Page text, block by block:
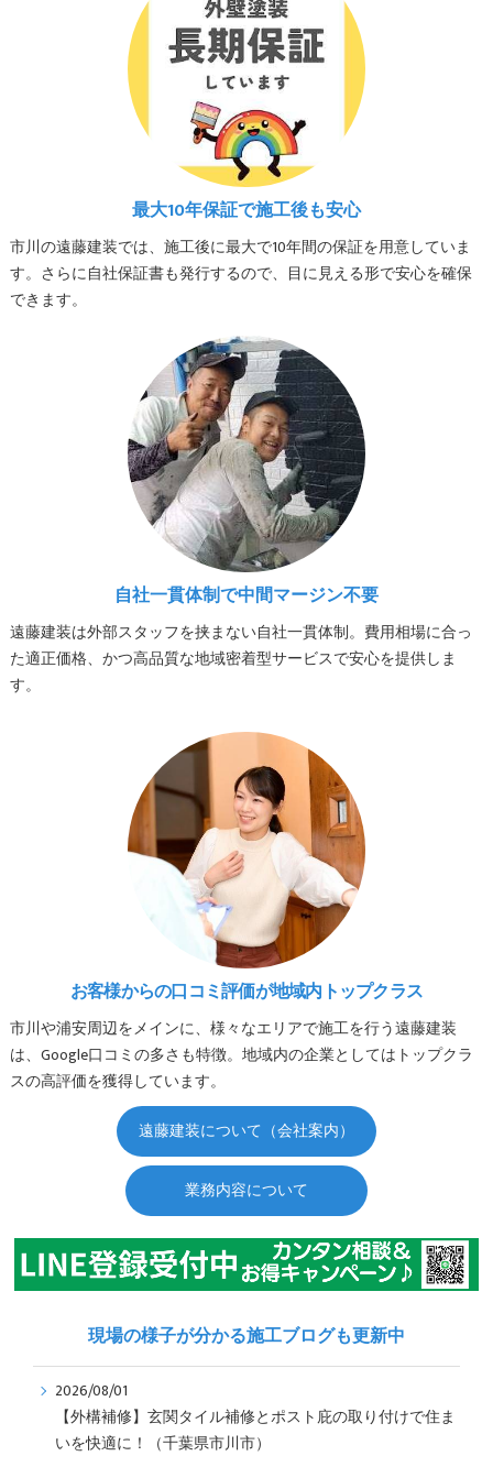
最大10年保証で施工後も安心
市川の遠藤建装では、施工後に最大で10年間の保証を用意していま
す。さらに自社保証書も発行するので、目に見える形で安心を確保
できます。
自社一貫体制で中間マージン不要
遠藤建装は外部スタッフを挟まない自社一貫体制。費用相場に合っ
た適正価格、かつ高品質な地域密着型サービスで安心を提供しま
す。
お客様からの口コミ評価が地域内トップクラス
市川や浦安周辺をメインに、様々なエリアで施工を行う遠藤建装
は、Google口コミの多さも特徴。地域内の企業としてはトップクラ
スの高評価を獲得しています。
遠藤建装について（会社案内）
業務内容について
現場の様子が分かる施工ブログも更新中
2026/08/01
【外構補修】玄関タイル補修とポスト庇の取り付けで住ま
いを快適に！（千葉県市川市）